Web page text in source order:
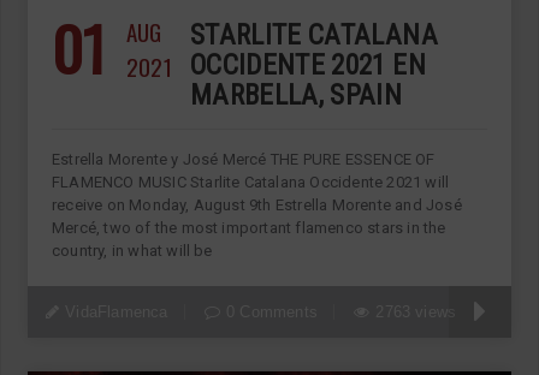
01
AUG
2021
STARLITE CATALANA
OCCIDENTE 2021 EN
MARBELLA, SPAIN
Estrella Morente y José Mercé THE PURE ESSENCE OF
FLAMENCO MUSIC Starlite Catalana Occidente 2021 will
receive on Monday, August 9th Estrella Morente and José
Mercé, two of the most important flamenco stars in the
country, in what will be